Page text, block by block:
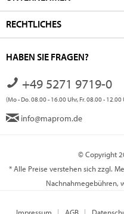
RECHTLICHES
HABEN SIE FRAGEN?
+49 5271 9719-0
(Mo - Do. 08.00 - 16.00 Uhr, Fr. 08.00 - 12.00
info@maprom.de
© Copyright
* Alle Preise verstehen sich zzgl.
Nachnahmegebühren,